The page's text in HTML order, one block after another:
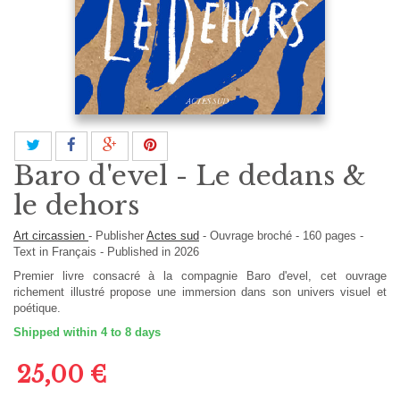
Baro d'evel - Le dedans &
le dehors
Art circassien - Publisher Actes sud - Ouvrage broché - 160 pages -
Text in Français - Published in 2026
Premier livre consacré à la compagnie Baro d'evel, cet ouvrage
richement illustré propose une immersion dans son univers visuel et
poétique.
Shipped within 4 to 8 days
25,00 €